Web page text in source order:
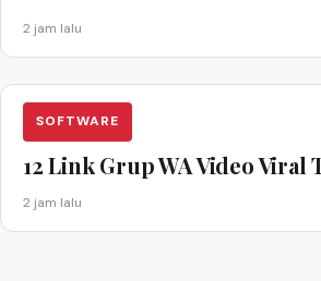
2 jam lalu
SOFTWARE
12 Link Grup WA Video Viral
2 jam lalu